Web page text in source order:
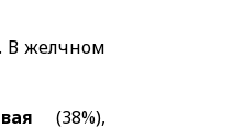
В желчном
(38%),